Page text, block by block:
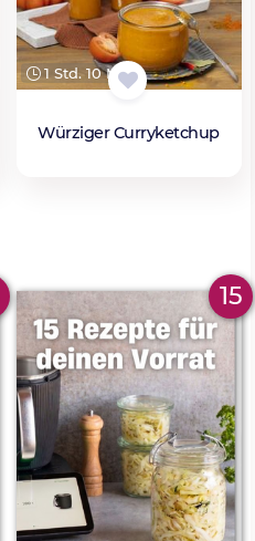
1 Std. 10 Min.
Würziger Curryketchup
15